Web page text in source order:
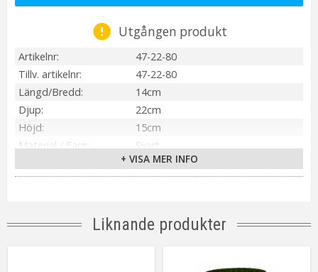
Utgången produkt
Artikelnr
47-22-80
Tillv. artikelnr
47-22-80
Längd/Bredd
14cm
Djup
22cm
Höjd
15cm
Material / Färg
Svart
Ingår ej
Skärmfäste
Clip
+ VISA MER INFO
Liknande produkter